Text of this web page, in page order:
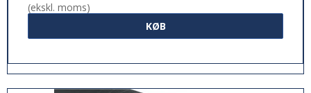
(ekskl. moms)
KØB